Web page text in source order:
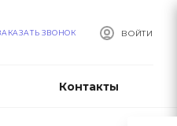
ВОЙТИ
ЗВОНОК
Контакты